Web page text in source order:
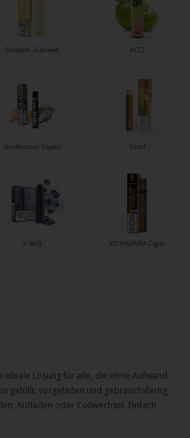
Smokah - Glamee VLTZ
Undercover Vapes Vozol
X-BAR XO HAVANA Cigar
ideale Lösung für alle, die ohne Aufwand
vorgeladen und gebrauchsfertig
Aufladen oder Coilwechsel. Einfach